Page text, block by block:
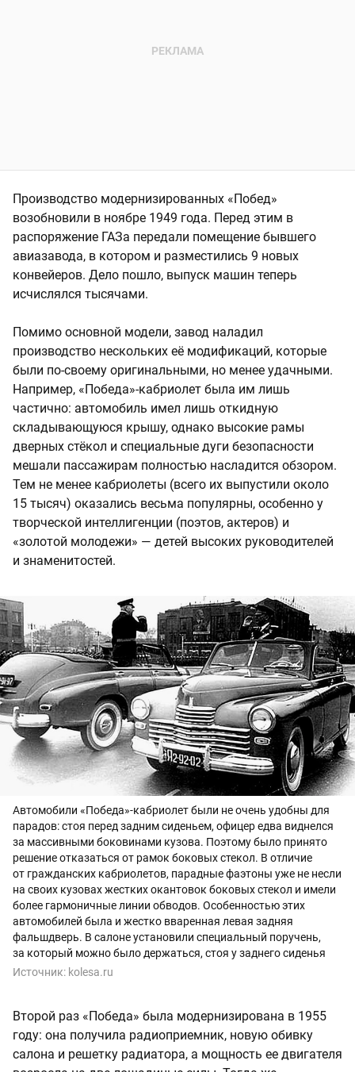
Производство модернизированных «Побед»
возобновили в ноябре 1949 года. Перед этим в
распоряжение ГАЗа передали помещение бывшего
авиазавода, в котором и разместились 9 новых
конвейеров. Дело пошло, выпуск машин теперь
исчислялся тысячами.
Помимо основной модели, завод наладил
производство нескольких её модификаций, которые
были по-своему оригинальными, но менее удачными.
Например, «Победа»-кабриолет была им лишь
частично: автомобиль имел лишь откидную
складывающуюся крышу, однако высокие рамы
дверных стёкол и специальные дуги безопасности
мешали пассажирам полностью насладится обзором.
Тем не менее кабриолеты (всего их выпустили около
15 тысяч) оказались весьма популярны, особенно у
творческой интеллигенции (поэтов, актеров) и
«золотой молодежи» — детей высоких руководителей
и знаменитостей.
Автомобили «Победа»-кабриолет были не очень удобны для
парадов: стоя перед задним сиденьем, офицер едва виднелся
за массивными боковинами кузова. Поэтому было принято
решение отказаться от рамок боковых стекол. В отличие
от гражданских кабриолетов, парадные фаэтоны уже не несли
на своих кузовах жестких окантовок боковых стекол и имели
более гармоничные линии обводов. Особенностью этих
автомобилей была и жестко вваренная левая задняя
фальшдверь. В салоне установили специальный поручень,
за который можно было держаться, стоя у заднего сиденья
Источник: kolesa.ru
Второй раз «Победа» была модернизирована в 1955
году: она получила радиоприемник, новую обивку
салона и решетку радиатора, а мощность ее двигателя